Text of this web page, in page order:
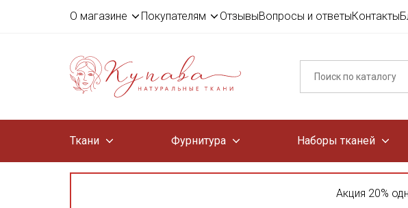
О магазине Покупателям ОтзывыВопросы и ответыКонтакты
Ткани Фурнитура Наборы тканей
Акция 20%